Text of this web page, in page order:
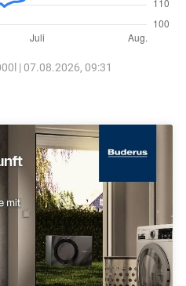
| 07.08.2026, 09:31